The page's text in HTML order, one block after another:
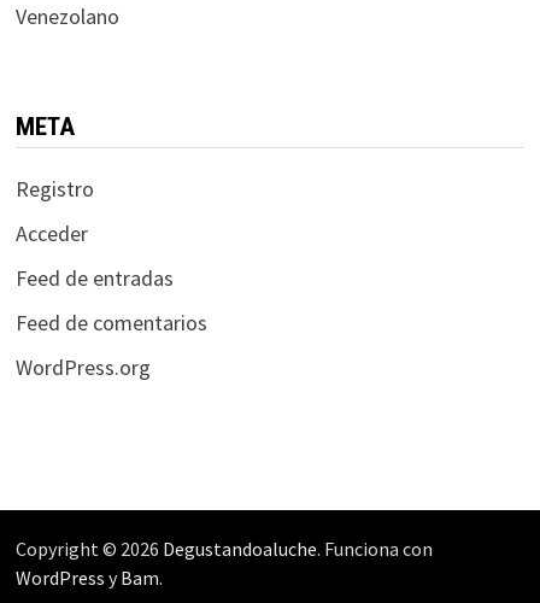
Venezolano
META
Registro
Acceder
Feed de entradas
Feed de comentarios
WordPress.org
Copyright © 2026 Degustandoaluche. Funciona con
WordPress yBam.